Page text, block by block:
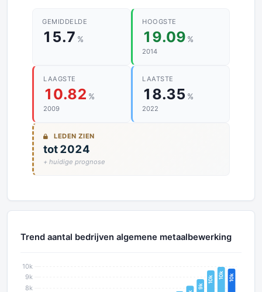
GEMIDDELDE
15.7 %
HOOGSTE
19.09 %
2014
LAAGSTE
10.82 %
2009
LAATSTE
18.35 %
2022
LEDEN ZIEN
tot 2024
+ huidige prognose
Trend aantal bedrijven algemene metaalbewerking